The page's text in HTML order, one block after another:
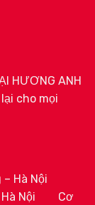
HƯƠNG ANH
cho mọi
Hà Nội
Nội
Cơ